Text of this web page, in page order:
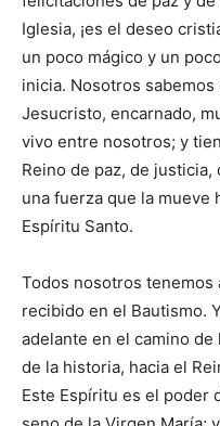
Iglesia, ¡es el deseo
un poco mágico y un
inicia. Nosotros
Jesucristo, encarnado,
vivo entre nosotros; y
Reino de paz, de
una fuerza que la mueve
Espíritu Santo.
Todos nosotros tenemos
recibido en el Bautismo.
adelante en el camino
de la historia, hacia el
Este Espíritu es el poder